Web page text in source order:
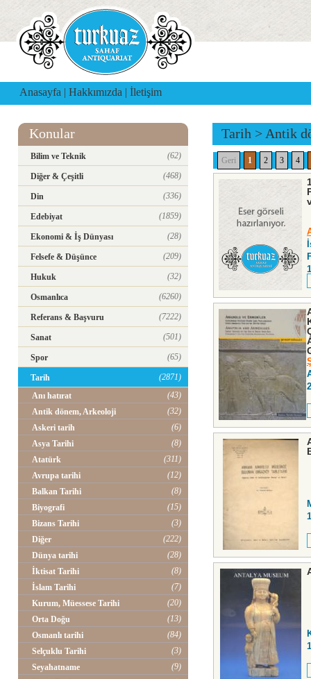
Anasayfa | Hakkımızda | İletişim
Konular
Bilim ve Teknik (62)
Diğer & Çeşitli (468)
Din (336)
Edebiyat (1859)
Ekonomi & İş Dünyası (28)
Felsefe & Düşünce (209)
Hukuk (32)
Osmanlıca (6260)
Referans & Başvuru (7222)
Sanat (501)
Spor (65)
Tarih
(2871)
Anı hatırat
(43)
Antik dönem, Arkeoloji
(32)
Askeri tarih
(6)
Asya Tarihi
(8)
Atatürk
(311)
Avrupa tarihi
(12)
Balkan Tarihi
(8)
Biyografi
(15)
Bizans Tarihi
(3)
Diğer
(222)
Dünya tarihi
(28)
İktisat Tarihi
(8)
İslam Tarihi
(7)
Kurum, Müessese Tarihi
(20)
Orta Doğu
(13)
Osmanlı tarihi
(84)
Selçuklu Tarihi
(3)
Seyahatname
(9)
Tarih > Antik
Geri 1 2 3 4